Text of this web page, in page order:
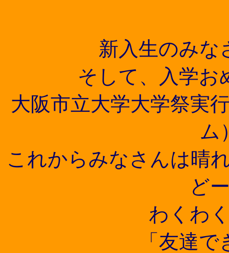
新入生のみな
そして、入学お
大阪市立大学大学祭実
ム
これからみなさんは晴
ど
わくわ
「友達で